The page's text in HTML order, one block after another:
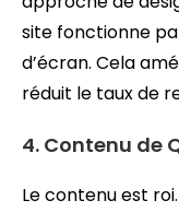
site fonctionne
d’écran. Cela
réduit le taux de
4. Contenu de
Le contenu est